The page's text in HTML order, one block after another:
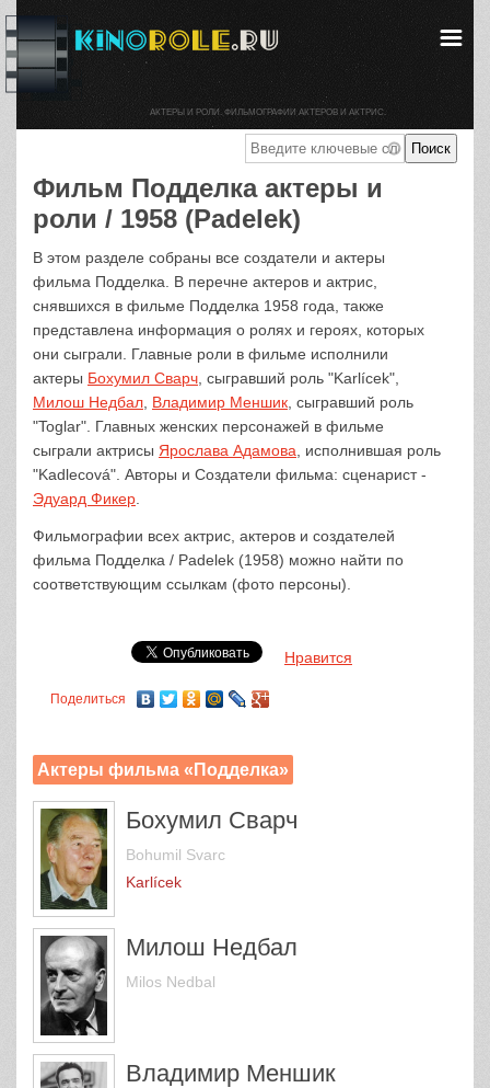
Фильм Подделка актеры и
роли / 1958 (Padelek)
В этом разделе собраны все создатели и актеры
фильма Подделка. В перечне актеров и актрис,
снявшихся в фильме Подделка 1958 года, также
представлена информация о ролях и героях, которых
они сыграли. Главные роли в фильме исполнили
актеры Бохумил Сварч , сыгравший роль "Karlícek",
Милош Недбал Владимир Меншик , сыгравший роль
"Toglar". Главных женских персонажей в фильме
сыграли актрисы Ярослава Адамова , исполнившая роль
"Kadlecová". Авторы и Создатели фильма: сценарист -
Эдуард Фикер
Фильмографии всех актрис, актеров и создателей
фильма Подделка / Padelek (1958) можно найти по
соответствующим ссылкам (фото персоны).
Нравится
Поделиться
Актеры фильма «Подделка»
Бохумил Сварч
Bohumil Svarc
Karlícek
Милош Недбал
Milos Nedbal
Владимир Меншик
АКТЕРЫ И РОЛИ. ФИЛЬМОГРАФИИ АКТЕРОВ И АКТРИС.